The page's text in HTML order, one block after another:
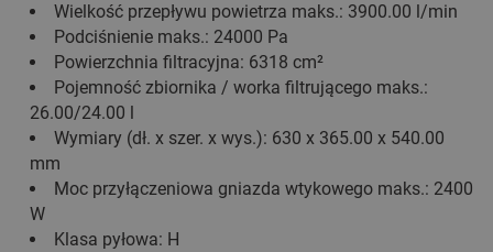
Wielkość przepływu powietrza maks.: 3900.00 l/min
Podciśnienie maks.: 24000 Pa
Powierzchnia filtracyjna: 6318 cm²
Pojemność zbiornika / worka filtrującego maks.:
26.00/24.00 l
Wymiary (dł. x szer. x wys.): 630 x 365.00 x 540.00
mm
Moc przyłączeniowa gniazda wtykowego maks.: 2400
W
Klasa pyłowa: H